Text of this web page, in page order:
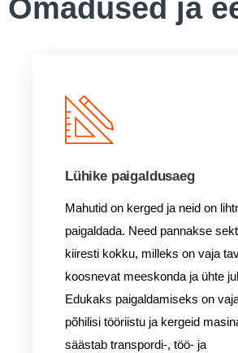
Omadused ja
Lühike paigaldusaeg
Mahutid on kerged ja neid on
paigaldada. Need pannakse
kiiresti kokku, milleks on vaja
koosnevat meeskonda ja ühte
Edukaks paigaldamiseks on
põhilisi tööriistu ja kergeid
säästab transpordi-, töö- ja